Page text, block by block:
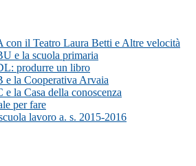
con il Teatro Laura Betti e Altre velocità
e la scuola primaria
produrre un libro
e la Cooperativa Arvaia
e la Casa della conoscenza
per fare
lavoro a. s. 2015-2016